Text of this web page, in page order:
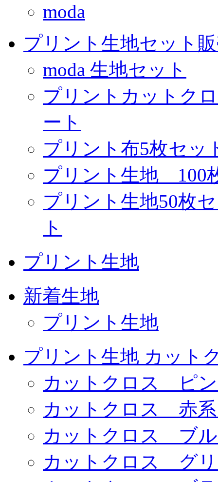
moda
プリント生地セット
moda 生地セット
プリントカットク
ート
プリント布5枚セ
プリント生地 100
プリント生地50枚
ト
プリント生地
新着生地
プリント生地
プリント生地 カット
カットクロス ピ
カットクロス 赤
カットクロス ブ
カットクロス グ